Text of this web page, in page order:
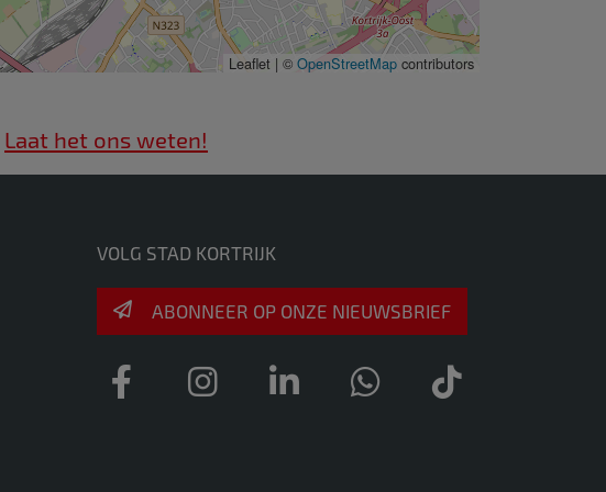
Leaflet | ©OpenStreetMap contributors
Laat het ons weten!
VOLG STAD KORTRIJK
ABONNEER OP ONZE NIEUWSBRIEF